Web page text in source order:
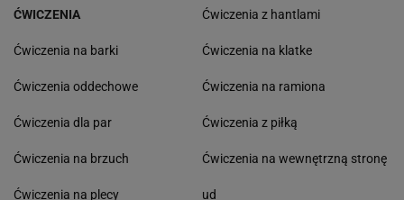
ĆWICZENIA
Ćwiczenia na barki
Ćwiczenia oddechowe
Ćwiczenia dla par
Ćwiczenia na brzuch
Ćwiczenia na plecy
Ćwiczenia z hantlami
Ćwiczenia na klatke
Ćwiczenia na ramiona
Ćwiczenia z piłką
Ćwiczenia na wewnętrzną stronę
ud